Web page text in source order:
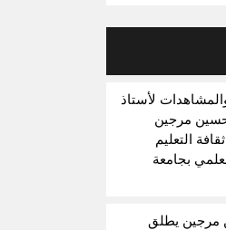
لأستاذ
حسين مرجين
التعليم
بجامعة
مرجين يطلق